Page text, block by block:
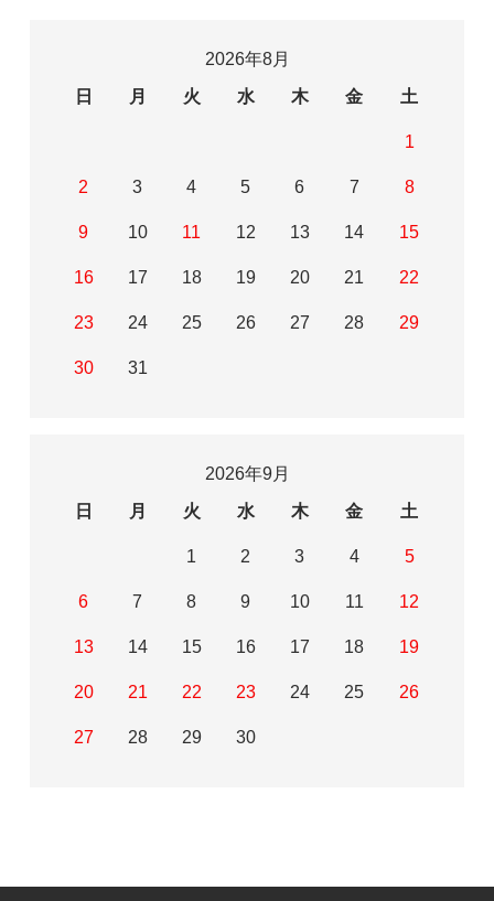
2026年8月
日
月 火 水 木 金 土
1
2 3 4 5 6 7 8
9 10 11 12 13 14 15
16 17 18 19 20 21 22
23 24 25 26 27 28 29
30 31
2026年9月
日
月 火 水 木 金 土
1 2 3 4 5
6 7 8 9 10 11 12
13 14 15 16 17 18 19
20 21 22 23 24 25 26
27 28 29 30